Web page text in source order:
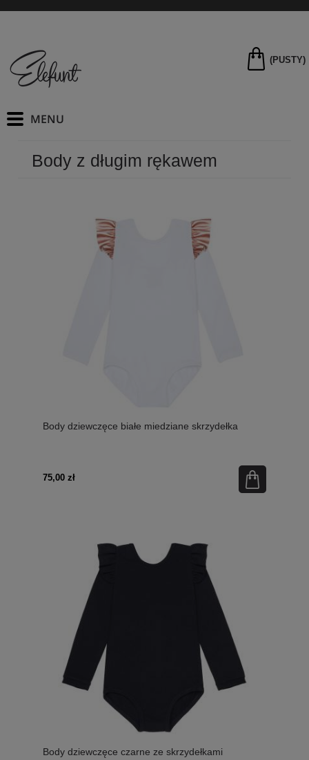
(PUSTY)
Body z długim rękawem
Body dziewczęce białe miedziane skrzydełka
75,00 zł
Body dziewczęce czarne ze skrzydełkami